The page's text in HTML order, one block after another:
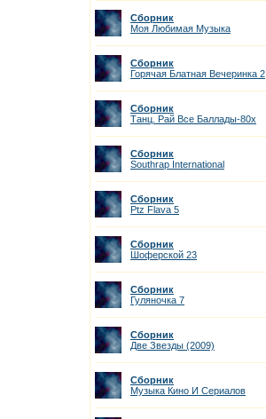
Сборник
Моя Любимая Музыка
Сборник
Горячая Блатная Вечеринка 2
Сборник
Танц. Рай Все Баллады-80х
Сборник
Southrap International
Сборник
Ptz Flava 5
Сборник
Шоферской 23
Сборник
Гуляночка 7
Сборник
Две Звезды (2009)
Сборник
Музыка Кино И Сериалов